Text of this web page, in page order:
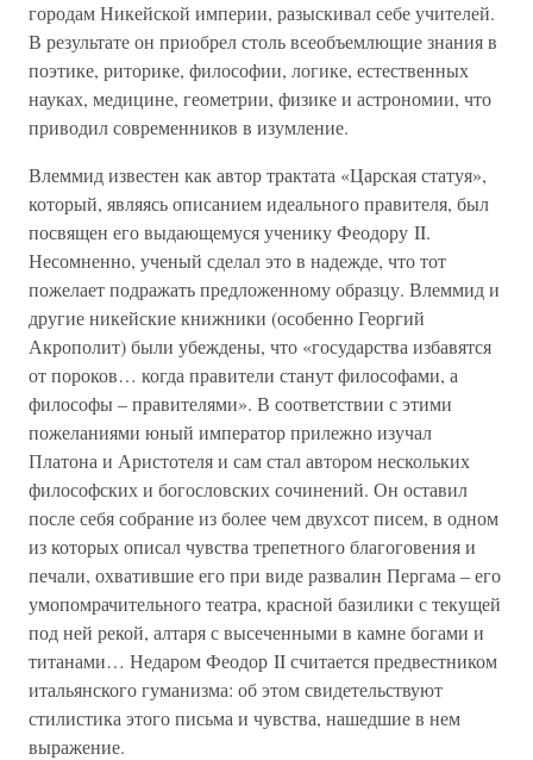
городам Никейской империи, разыскивал себе учителей.
В результате он приобрел столь всеобъемлющие знания в
поэтике, риторике, философии, логике, естественных
науках, медицине, геометрии, физике и астрономии, что
приводил современников в изумление.
Влеммид известен как автор трактата «Царская статуя»,
который, являясь описанием идеального правителя, был
посвящен его выдающемуся ученику Феодору II.
Несомненно, ученый сделал это в надежде, что тот
пожелает подражать предложенному образцу. Влеммид и
другие никейские книжники (особенно Георгий
Акрополит) были убеждены, что «государства избавятся
от пороков… когда правители станут философами, а
философы – правителями». В соответствии с этими
пожеланиями юный император прилежно изучал
Платона и Аристотеля и сам стал автором нескольких
философских и богословских сочинений. Он оставил
после себя собрание из более чем двухсот писем, в одном
из которых описал чувства трепетного благоговения и
печали, охватившие его при виде развалин Пергама – его
умопомрачительного театра, красной базилики с текущей
под ней рекой, алтаря с высеченными в камне богами и
титанами… Недаром Феодор II считается предвестником
итальянского гуманизма: об этом свидетельствуют
стилистика этого письма и чувства, нашедшие в нем
выражение.